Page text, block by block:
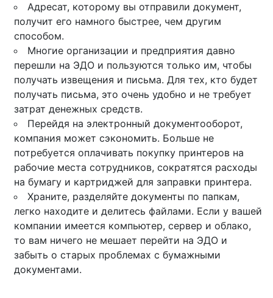
Адресат, которому вы отправили документ,
получит его намного быстрее, чем другим
способом.
Многие организации и предприятия давно
перешли на ЭДО и пользуются только им, чтобы
получать извещения и письма. Для тех, кто будет
получать письма, это очень удобно и не требует
затрат денежных средств.
Перейдя на электронный документооборот,
компания может сэкономить. Больше не
потребуется оплачивать покупку принтеров на
рабочие места сотрудников, сократятся расходы
на бумагу и картриджей для заправки принтера.
Храните, разделяйте документы по папкам,
легко находите и делитесь файлами. Если у вашей
компании имеется компьютер, сервер и облако,
то вам ничего не мешает перейти на ЭДО и
забыть о старых проблемах с бумажными
документами.